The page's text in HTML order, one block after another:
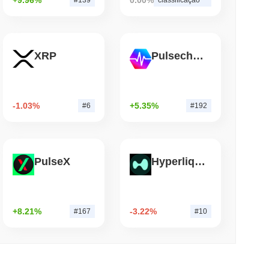
Ponte Bitcoin Após Ataques de IA
XRP
-1.03% #6
Pulsechain
+5.35% #192
PulseX
+8.21% #167
Hyperliquid
-3.22% #10